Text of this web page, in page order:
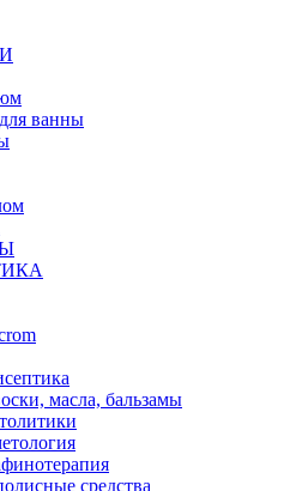
ванны
масла, бальзамы
средства